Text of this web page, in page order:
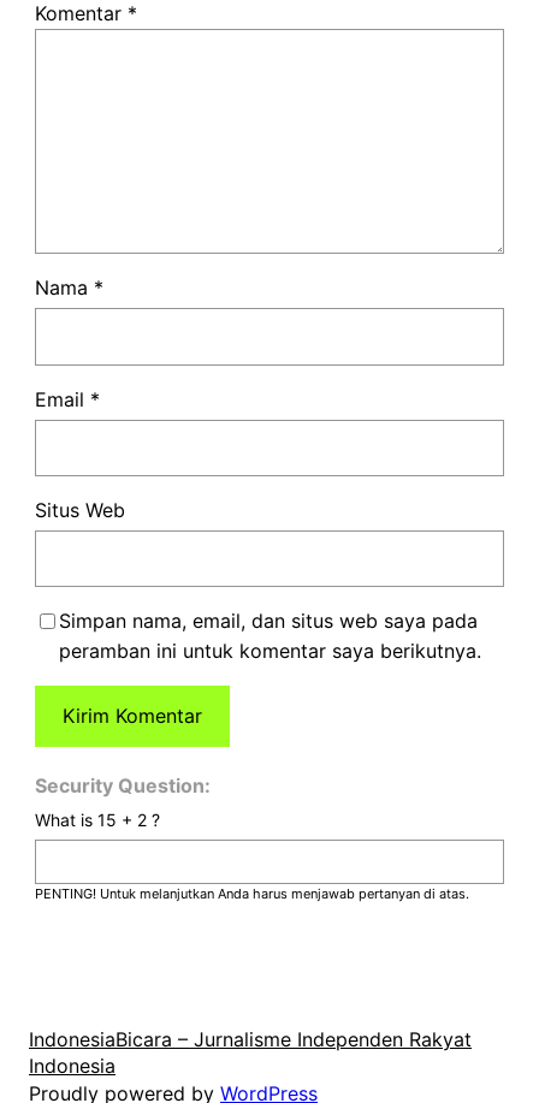
Komentar *
Nama *
Email *
Situs Web
Simpan nama, email, dan situs web saya pada
peramban ini untuk komentar saya berikutnya.
Security Question:
What is 15 + 2 ?
PENTING! Untuk melanjutkan Anda harus menjawab pertanyan di atas.
IndonesiaBicara – Jurnalisme Independen Rakyat
Indonesia
Proudly powered by WordPress